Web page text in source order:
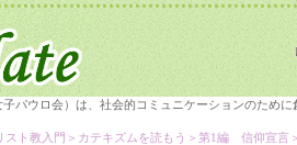
パウロ会）は、社会的コミュニケーションのため
スト教入門＞ カテキズムを読もう ＞第1編 信仰宣言